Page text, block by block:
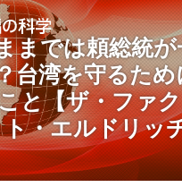
までは頼総統
台湾を守るた
と【ザ・ファ
ト・エルドリッ